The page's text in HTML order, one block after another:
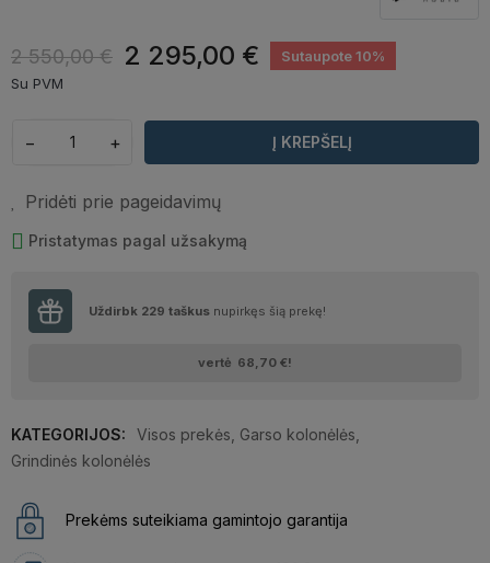
2 550,00 € 2 295,00 €
Sutaupote 10%
Su PVM
− + Į KREPŠELĮ
Pridėti prie pageidavimų
Pristatymas pagal užsakymą
Uždirbk 229 taškus nupirkęs šią prekę!
vertė 68,70 €!
KATEGORIJOS: Visos prekės Garso kolonėlės
Grindinės kolonėlės
Prekėms suteikiama gamintojo garantija